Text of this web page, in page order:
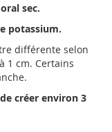
sec.
potassium.
différente selon
1 cm. Certains
créer environ 3